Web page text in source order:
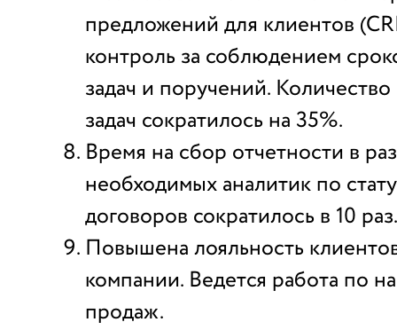
предложений для клиентов
контроль за соблюдением
задач и поручений.
задач сократилось на 35%.
Время на сбор отчетности в
необходимых аналитик по
договоров сократилось в 10 раз.
Повышена лояльность
компании. Ведется работа по
продаж.